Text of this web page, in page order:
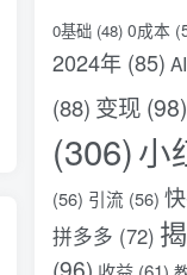
0基础 (48) 0成本
2024年 (85) AI
(88) 变现 (98)
(306)小
(56) 引流 (56)
拼多多 (72)